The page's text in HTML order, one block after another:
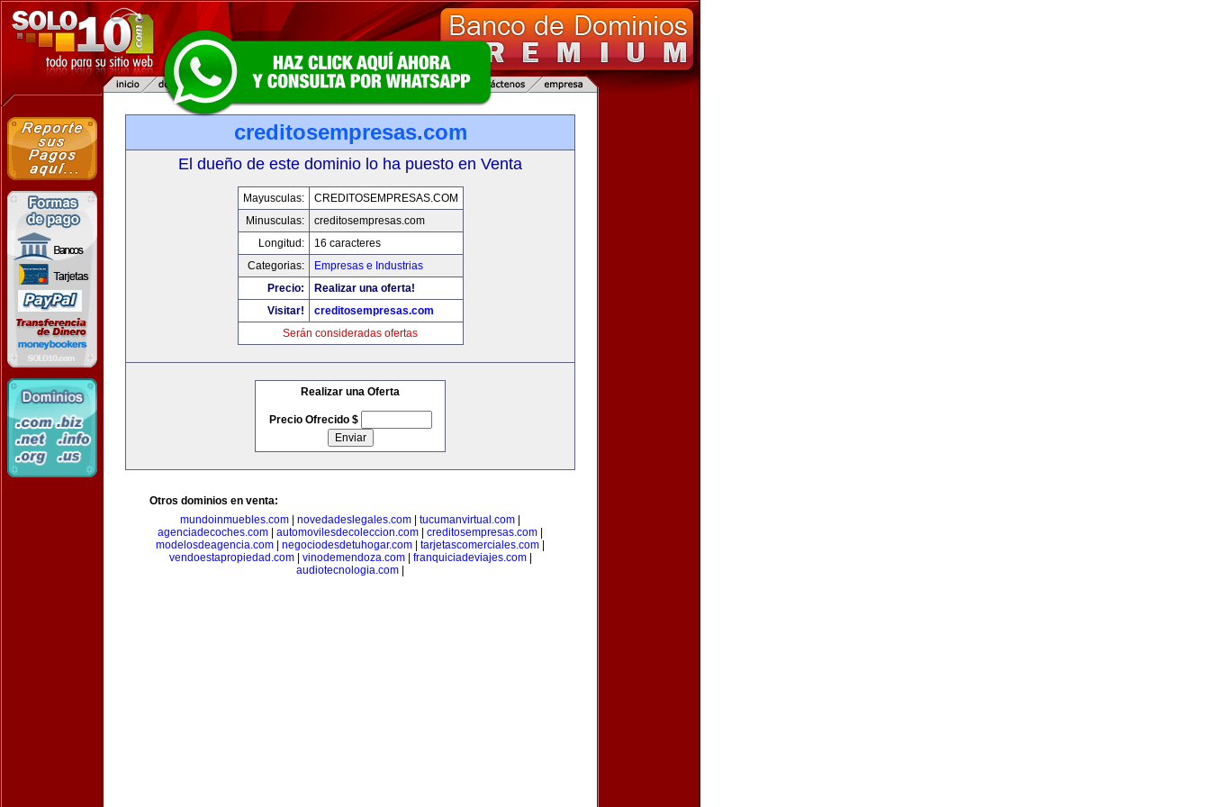
creditosempresas.com
El dueño de este dominio lo ha puesto en Venta
Mayusculas:
CREDITOSEMPRESAS.COM
Minusculas:
creditosempresas.com
Longitud:
16 caracteres
Categorias:
Empresas e Industrias
Precio:
Realizar una oferta!
Visitar!
creditosempresas.com
Serán consideradas ofertas
Realizar una Oferta
Precio Ofrecido $
Otros dominios en venta:
mundoinmuebles.com
novedadeslegales.com tucumanvirtual.com
agenciadecoches.com
automovilesdecoleccion.com creditosempresas.com
modelosdeagencia.com
negociodesdetuhogar.com tarjetascomerciales.com
vendoestapropiedad.com| vinodemendoza.com| franquiciadeviajes.com|
audiotecnologia.com